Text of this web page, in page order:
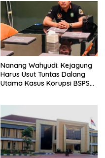
Nanang Wahyudi: Kejagung
Harus Usut Tuntas Dalang
Utama Kasus Korupsi BSPS